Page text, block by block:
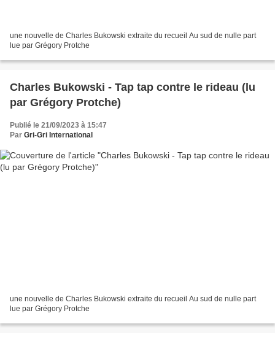
une nouvelle de Charles Bukowski extraite du recueil Au sud de nulle part
lue par Grégory Protche
Charles Bukowski - Tap tap contre le rideau (lu
par Grégory Protche)
Publié le 21/09/2023 à 15:47
Par Gri-Gri International
une nouvelle de Charles Bukowski extraite du recueil Au sud de nulle part
lue par Grégory Protche